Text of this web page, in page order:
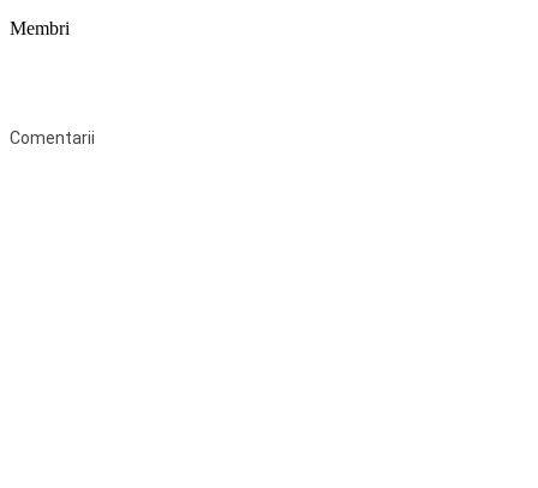
Membri
Comentarii